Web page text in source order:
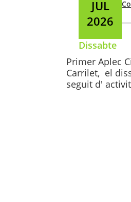
JUL
2026
Dissabte
Primer Aplec
Carrilet, el
seguit d'